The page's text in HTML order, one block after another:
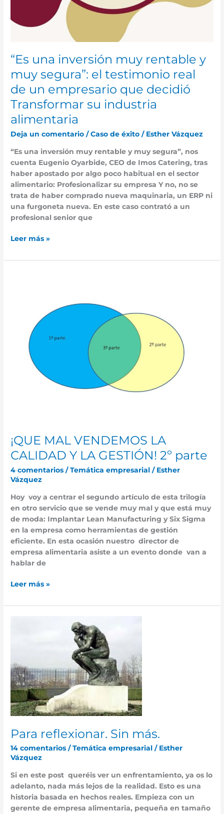
“Es una inversión muy rentable y
muy segura”: el testimonio real
de un empresario que decidió
Transformar su industria
alimentaria
Deja un comentario /Caso de éxito / Esther Vázquez
“Es una inversión muy rentable y muy segura”, nos
cuenta Eugenio Oyarbide, CEO de Imos Catering, tras
haber apostado por algo poco habitual en el sector
alimentario: Profesionalizar su empresa Y no, no se
trata de haber comprado nueva maquinaria, un ERP ni
una furgoneta nueva. En este caso contrató a un
profesional senior que
Transformar
alimentaria
Leer más »
¡QUE MAL VENDEMOS LA
CALIDAD Y LA GESTIÓN! 2º parte
4 comentarios /Temática empresarial / Esther
Vázquez
Hoy voy a centrar el segundo artículo de esta trilogía
en otro servicio que se vende muy mal y que está muy
de moda: Implantar Lean Manufacturing y Six Sigma
en la empresa como herramientas de gestión
eficiente. En esta ocasión nuestro director de
empresa alimentaria asiste a un evento donde van a
hablar de
CALIDAD
GESTIÓN!
Leer más »
Para reflexionar. Sin más.
14 comentarios /Temática empresarial / Esther
Vázquez
Si en este post queréis ver un enfrentamiento, ya os lo
adelanto, nada más lejos de la realidad. Esto es una
historia basada en hechos reales. Empieza con un
gerente de empresa alimentaria, pequeña en tamaño